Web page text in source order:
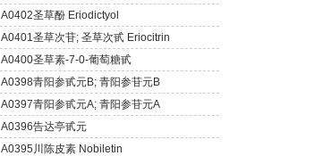
A0402圣草酚 Eriodictyol
A0401圣草次苷; 圣草次甙 Eriocitrin
A0400圣草素-7-0-葡萄糖甙
A0398青阳参甙元B; 青阳参苷元B
Otophylloside B
A0397青阳参甙元A; 青阳参苷元A
Otophylloside A
A0396告达亭甙元
A0395川陈皮素 Nobiletin